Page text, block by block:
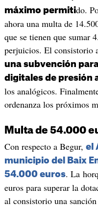
máximo permitido.
ahora una multa de
que se tienen que sumar
perjuicios. El consistorio
una subvención
digitales de presión
los analógicos.
ordenanza los próximos
Multa de 54.000
Con respecto a Begur, el
municipio del Baix
54.000 euros. La
euros para superar la
al consistorio una